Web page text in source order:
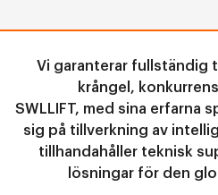
Vi garanterar fullständig
krångel,
SWLLIFT, med sina erfarna
sig på tillverkning av
tillhandahåller teknisk
lösningar för den